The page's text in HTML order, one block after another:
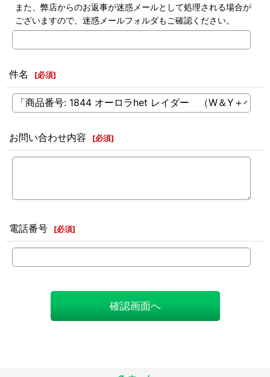
また、弊店からのお返事が迷惑メールとして処理される場合が
ございますので、迷惑メールフォルダもご確認ください。
件名 [必須]
お問い合わせ内容 [必須]
電話番号 [必須]
確認画面へ